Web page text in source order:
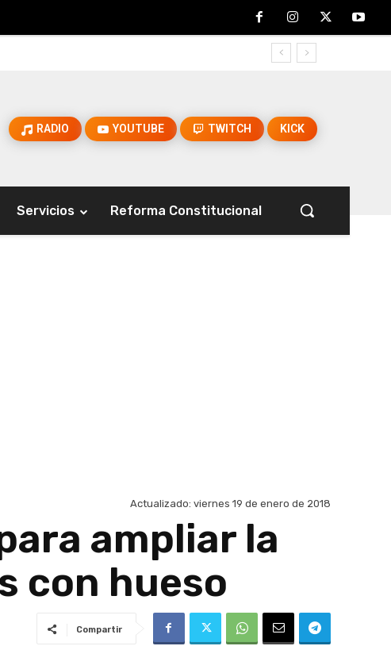
RADIO YOUTUBE TWITCH KICK
Servicios Reforma Constitucional
Actualizado: viernes 19 de enero de 2018
ampliar la
con hueso
Compartir